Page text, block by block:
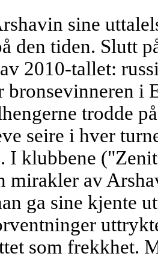
sine
den tiden. Slutt
2010-tallet:
bronsevinneren i
trodde
seire i hver
I klubbene
mirakler av
ga sine kjente
som frekkhet.